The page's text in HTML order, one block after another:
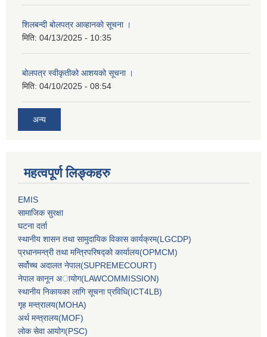
शिलबन्दी बोलपत्र आव्हानको सूचना ।
मिति: 04/13/2025 - 10:35
बोलपत्र स्वीकृतीको आशयको सूचना ।
मिति: 04/10/2025 - 08:54
अन्य
महत्वपूर्ण लिङ्कहरु
EMIS
सामाजिक सुरक्षा
घटना दर्ता
स्थानीय शासन तथा सामुदायिक विकास कार्यक्रम(LGCDP)
प्रधानमन्‍त्री तथा मन्‍त्रिपरिषद्को कार्यालय(OPMCM)
सर्वोच्‍च अदालत नेपाल(SUPREMECOURT)
नेपाल कानून अायोग(LAWCOMMISSION)
स्थानीय निकायका लागि सूचना प्रविधि(ICT4LB)
गृह मन्‍त्रालय(MOHA)
अर्थ मन्‍त्रालय(MOF)
लोक सेवा आयोग(PSC)